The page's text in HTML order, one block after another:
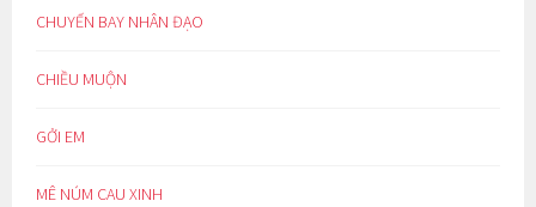
CHUYẾN BAY NHÂN ĐẠO
CHIỀU MUỘN
GỞI EM
MÊ NÚM CAU XINH